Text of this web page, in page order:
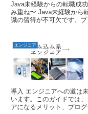
Java未経験からの転職成
み重ね〜 Java未経験から
識の習得が不可欠です。
エンジニア
導入 エンジニアへの道は
います。このガイドでは
アになるメリット、プロ